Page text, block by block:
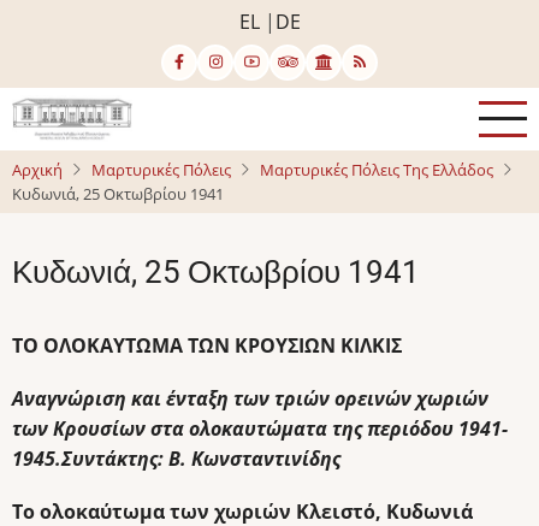
κυρίως
περιεχόμενο
EL DE
Αρχική Μαρτυρικές Πόλεις
Μαρτυρικές Πόλεις Της Ελλάδος
Κυδωνιά, 25 Οκτωβρίου 1941
Κυδωνιά, 25 Οκτωβρίου 1941
ΤΟ ΟΛΟΚΑΥΤΩΜΑ ΤΩΝ ΚΡΟΥΣΙΩΝ ΚΙΛΚΙΣ
Αναγνώριση και ένταξη των τριών ορεινών χωριών
των Κρουσίων στα ολοκαυτώματα της περιόδου 1941-
1945.Συντάκτης: Β. Κωνσταντινίδης
Το ολοκαύτωμα των χωριών Κλειστό, Κυδωνιά